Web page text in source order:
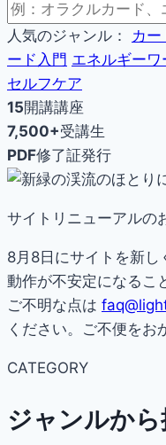
人気のジャンル： カ
ード入門 エネルギーワ
セルフケア
15開講講座
7,500+受講生
PDF修了証発行
サイトリニューアルの
8月8日にサイトを新し
動作が不安定になるこ
ご不明な点は
ください。ご不便をお
CATEGORY
ジャンルか